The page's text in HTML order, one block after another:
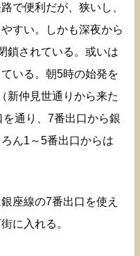
で便利だが、狭いし、
すい。しかも深夜から
鎖されている。或いは
いる。朝5時の始発を
新仲見世通りから来た
通り、7番出口から銀
ん1～5番出口からは
座線の7番出口を使え
に入れる。